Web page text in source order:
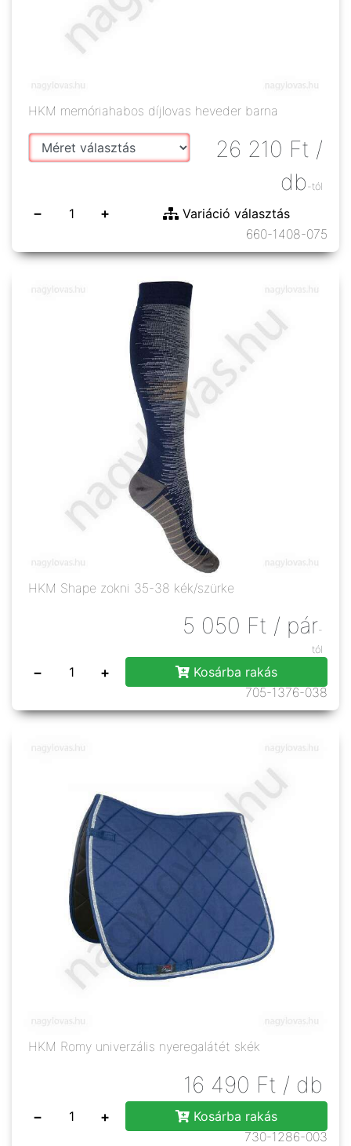
HKM memóriahabos díjlovas heveder barna
26 210 Ft /
db -tól
− +
Variáció választás
660-1408-075
HKM Shape zokni 35-38 kék/szürke
5 050 Ft / pár-
tól
− +
Kosárba rakás
705-1376-038
HKM Romy univerzális nyeregalátét skék
16 490 Ft / db
− +
Kosárba rakás
730-1286-003